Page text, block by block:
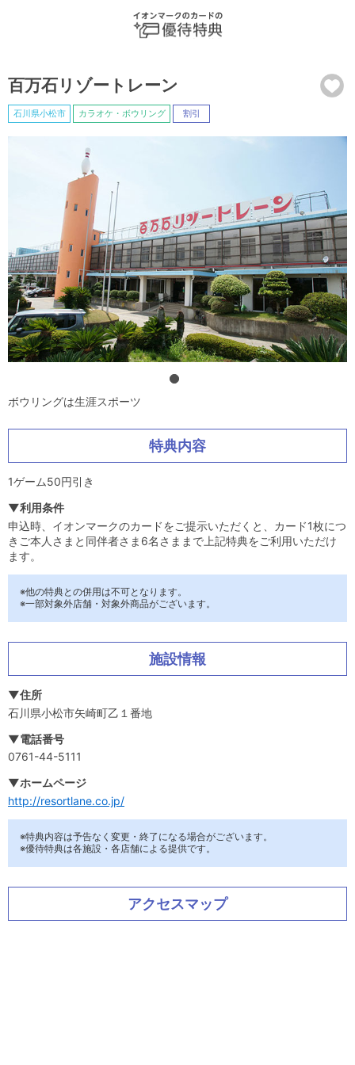
百万石リゾートレーン
石川県小松市 カラオケ・ボウリング 割引
ボウリングは生涯スポーツ
特典内容
1ゲーム50円引き
▼利用条件
申込時、イオンマークのカードをご提示いただくと、カード1枚につ
きご本人さまと同伴者さま6名さままで上記特典をご利用いただけ
ます。
※他の特典との併用は不可となります。
※一部対象外店舗・対象外商品がございます。
施設情報
▼住所
石川県小松市矢崎町乙１番地
▼電話番号
0761-44-5111
▼ホームページ
http://resortlane.co.jp/
※特典内容は予告なく変更・終了になる場合がございます。
※優待特典は各施設・各店舗による提供です。
アクセスマップ